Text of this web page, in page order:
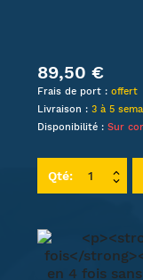
89,50 €
Frais de port : offert
Livraison : 3 à 5
Disponibilité : Sur
Qté: